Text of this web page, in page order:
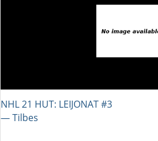
NHL 21 HUT: LEIJONAT #3
― Tilbes